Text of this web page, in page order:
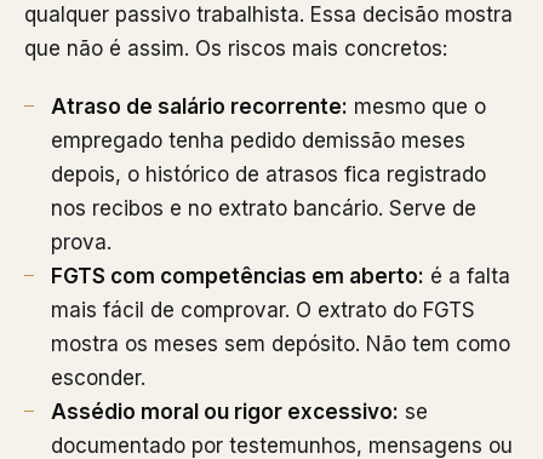
qualquer passivo trabalhista. Essa decisão mostra
que não é assim. Os riscos mais concretos:
Atraso de salário recorrente: mesmo que o
empregado tenha pedido demissão meses
depois, o histórico de atrasos fica registrado
nos recibos e no extrato bancário. Serve de
prova.
FGTS com competências em aberto: é a falta
mais fácil de comprovar. O extrato do FGTS
mostra os meses sem depósito. Não tem como
esconder.
Assédio moral ou rigor excessivo: se
documentado por testemunhos, mensagens ou